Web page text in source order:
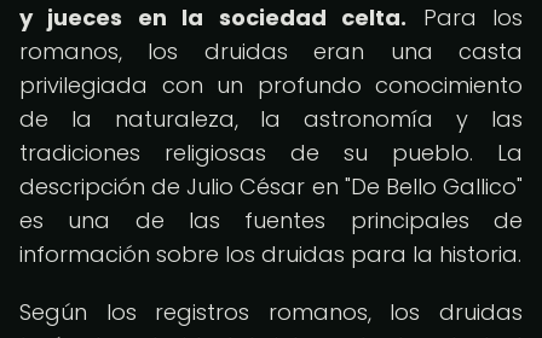
y jueces en la sociedad celta. Para los
romanos, los druidas eran una casta
privilegiada con un profundo conocimiento
de la naturaleza, la astronomía y las
tradiciones religiosas de su pueblo. La
descripción de Julio César en "De Bello Gallico"
es una de las fuentes principales de
información sobre los druidas para la historia.
Según los registros romanos, los druidas